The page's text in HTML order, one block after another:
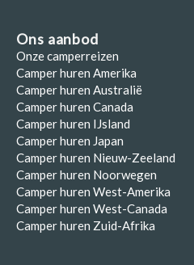
Ons aanbod
Onze camperreizen
Camper huren Amerika
Camper huren Australië
Camper huren Canada
Camper huren IJsland
Camper huren Japan
Camper huren Nieuw-Zeeland
Camper huren Noorwegen
Camper huren West-Amerika
Camper huren West-Canada
Camper huren Zuid-Afrika